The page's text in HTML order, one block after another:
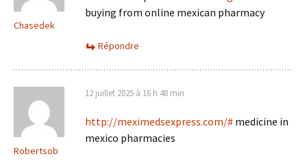
Chasedek
buying from online mexican pharmacy
Répondre
Robertsob
12 juillet 2025 à 16 h 48 min
http://meximedsexpress.com/# medicine in
mexico pharmacies